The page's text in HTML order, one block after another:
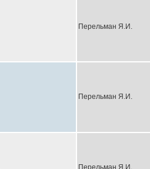
Перельман Я.И.
Перельман Я.И.
Перельман Я.И.